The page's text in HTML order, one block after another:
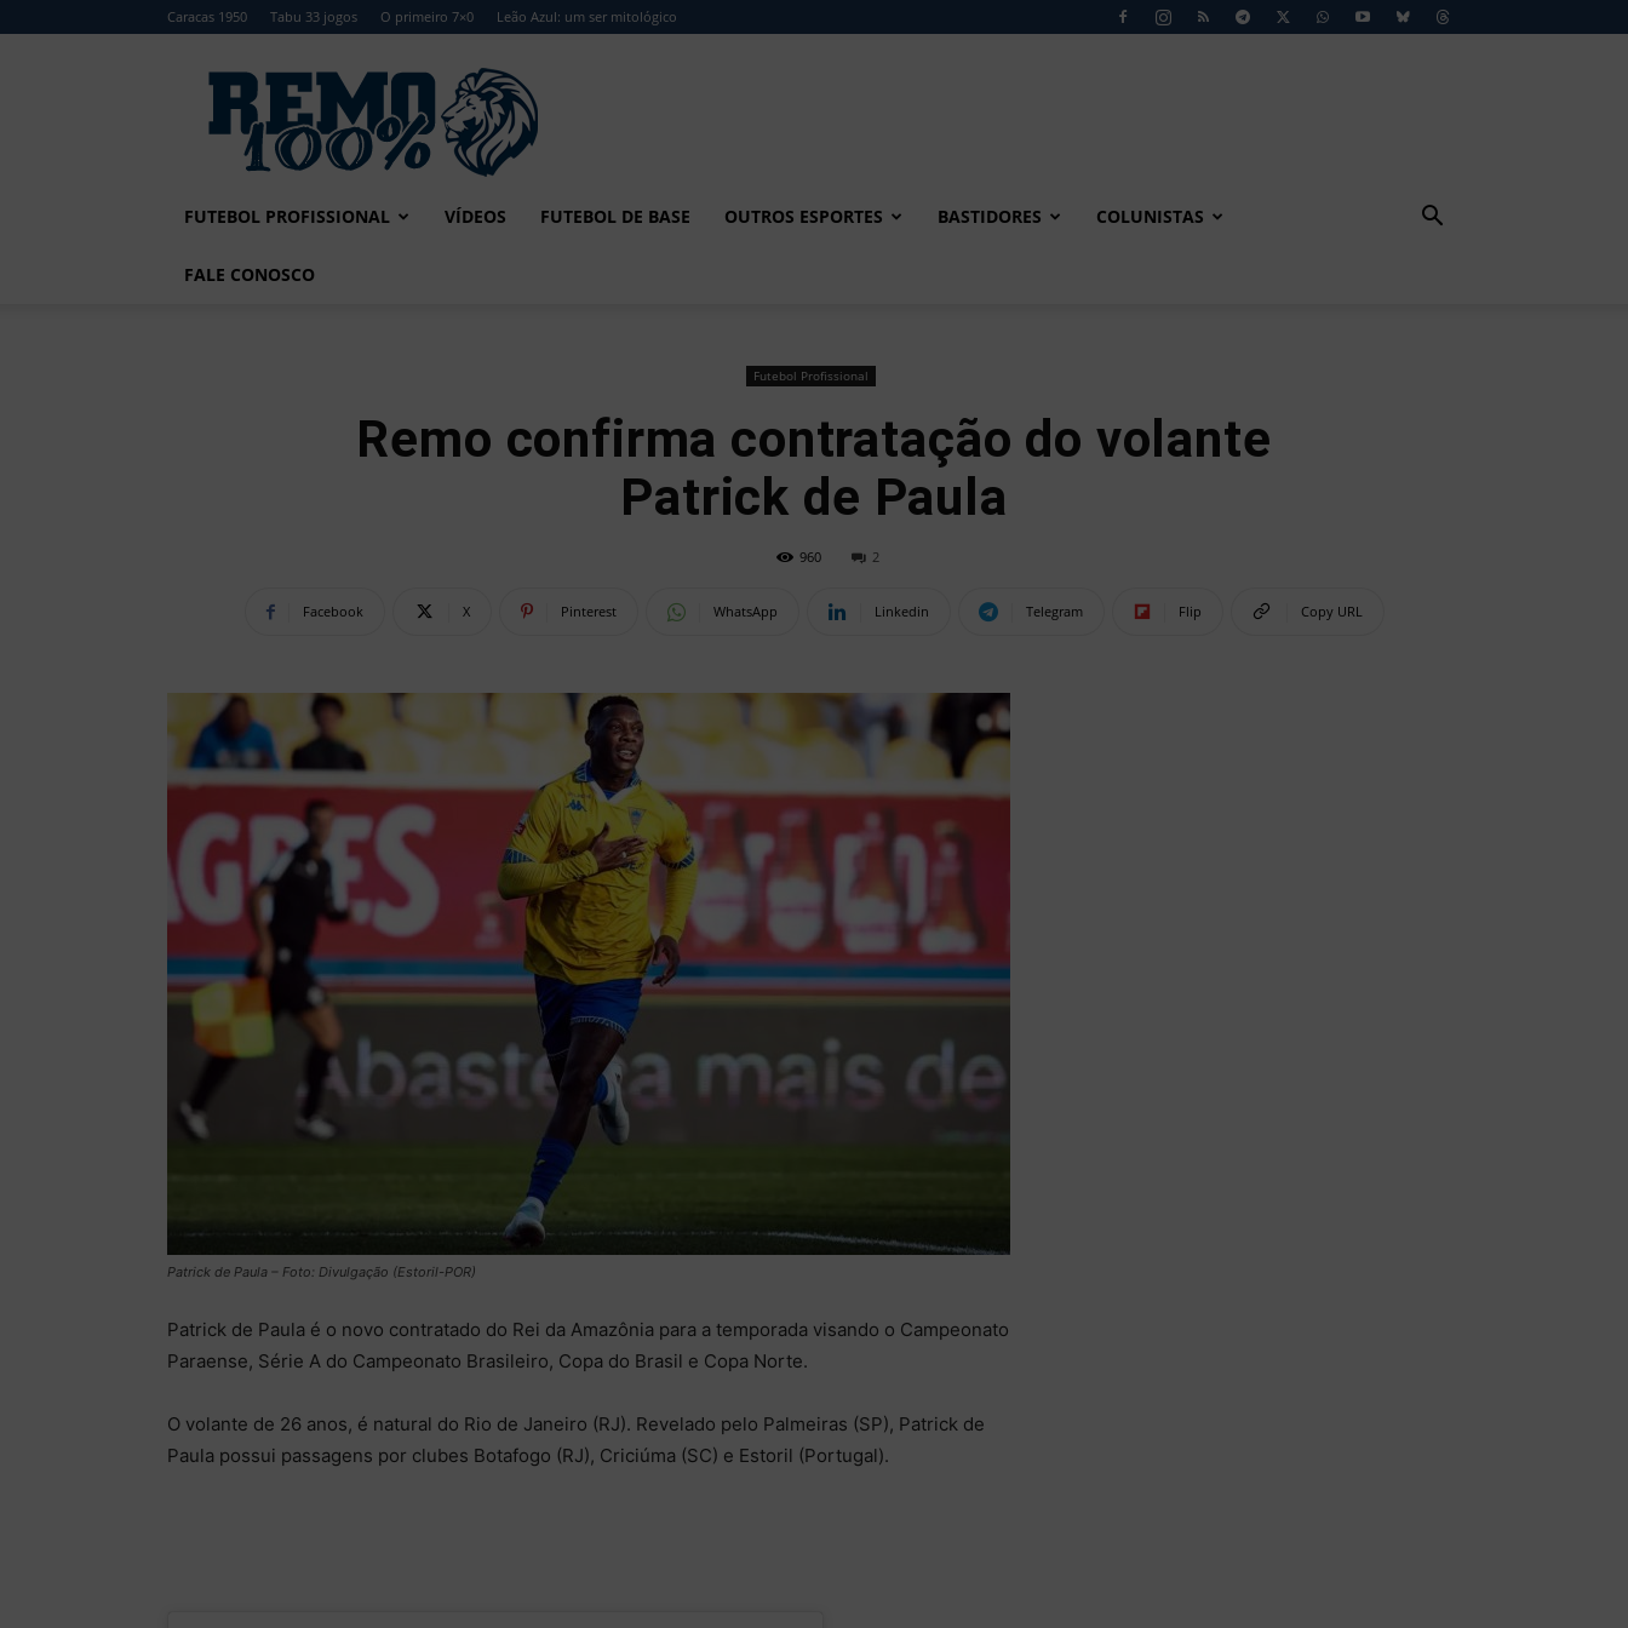
Caracas 1950 Tabu 33 jogos O primeiro 7×0 Leão Azul: um ser mitológico
Remo
FUTEBOL PROFISSIONAL VÍDEOS FUTEBOL DE BASE OUTROS ESPORTES BASTIDORES COLUNISTAS
FALE CONOSCO
Futebol Profissional
Remo confirma contratação do volante
Patrick de Paula
960 2
Facebook X Pinterest WhatsApp Linkedin Telegram Flip Copy URL
Patrick de Paula – Foto: Divulgação (Estoril-POR)
Patrick de Paula é o novo contratado do Rei da Amazônia para a temporada visando o Campeonato
Paraense, Série A do Campeonato Brasileiro, Copa do Brasil e Copa Norte.
O volante de 26 anos, é natural do Rio de Janeiro (RJ). Revelado pelo Palmeiras (SP), Patrick de
Paula possui passagens por clubes Botafogo (RJ), Criciúma (SC) e Estoril (Portugal).